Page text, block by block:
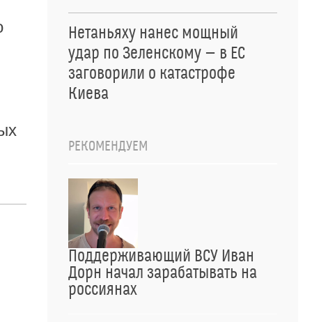
Нетаньяху нанес мощный
удар по Зеленскому — в ЕС
заговорили о катастрофе
Киева
РЕКОМЕНДУЕМ
Поддерживающий ВСУ Иван
Дорн начал зарабатывать на
россиянах